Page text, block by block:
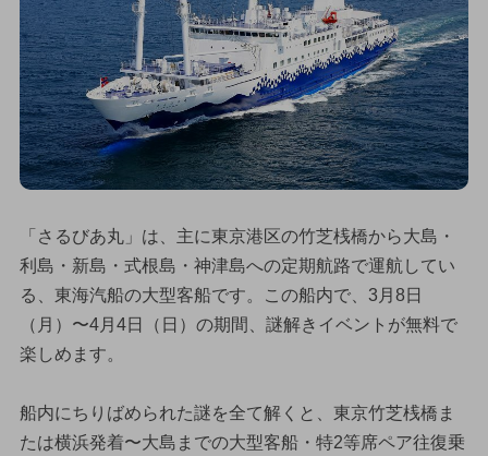
「さるびあ丸」は、主に東京港区の竹芝桟橋から大島・
利島・新島・式根島・神津島への定期航路で運航してい
る、東海汽船の大型客船です。この船内で、3月8日
（月）〜4月4日（日）の期間、謎解きイベントが無料で
楽しめます。
船内にちりばめられた謎を全て解くと、東京竹芝桟橋ま
たは横浜発着〜大島までの大型客船・特2等席ペア往復乗